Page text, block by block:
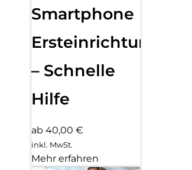
Smartphone
Ersteinrichtung
– Schnelle
Hilfe
ab 40,00 €
inkl. MwSt.
Mehr erfahren